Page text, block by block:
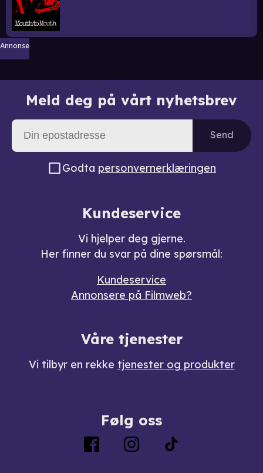
Annonse
Meld deg på vårt nyhetsbrev
Send
Godta personvernerklæringen
Kundeservice
Vi hjelper deg gjerne.
Her finner du svar på dine spørsmål:
Kundeservice
Annonsere på Filmweb?
Våre tjenester
Vi tilbyr en rekke tjenester og produkter
Følg oss